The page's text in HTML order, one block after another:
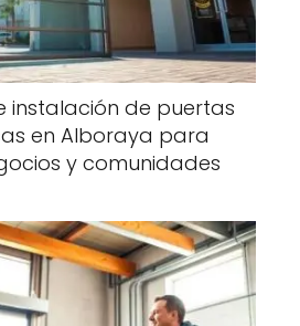
instalación de puertas
en Alboraya para
y comunidades